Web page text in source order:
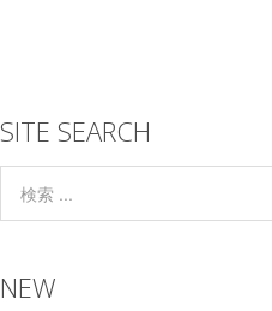
SITE SEARCH
NEW